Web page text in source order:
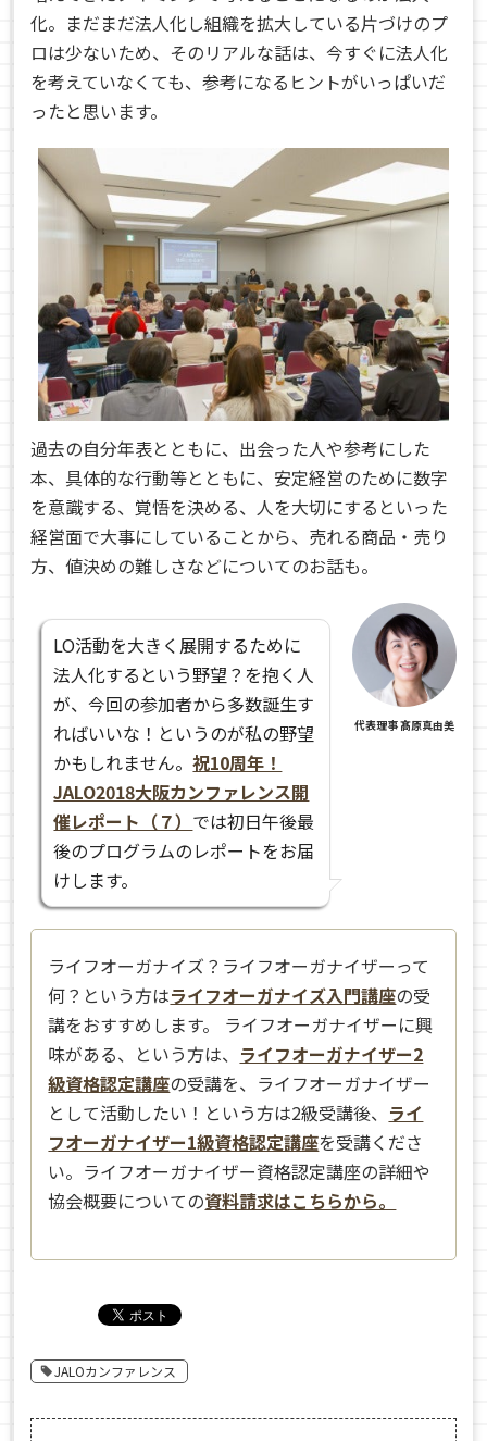
化。まだまだ法人化し組織を拡大している片づけのプ
ロは少ないため、そのリアルな話は、今すぐに法人化
を考えていなくても、参考になるヒントがいっぱいだ
ったと思います。
過去の自分年表とともに、出会った人や参考にした
本、具体的な行動等とともに、安定経営のために数字
を意識する、覚悟を決める、人を大切にするといった
経営面で大事にしていることから、売れる商品・売り
方、値決めの難しさなどについてのお話も。
LO活動を大きく展開するために
法人化するという野望？を抱く人
が、今回の参加者から多数誕生す
ればいいな！というのが私の野望
かもしれません。祝10周年！
JALO2018大阪カンファレンス開
催レポート（７） では初日午後最
後のプログラムのレポートをお届
けします。
代表理事 髙原真由美
ライフオーガナイズ？ライフオーガナイザーって
何？という方はライフオーガナイズ入門講座の受
講をおすすめします。 ライフオーガナイザーに興
味がある、という方は、 ライフオーガナイザー2
級資格認定講座の受講を、ライフオーガナイザー
として活動したい！という方は2級受講後、 ライ
フオーガナイザー1級資格認定講座を受講くださ
い。ライフオーガナイザー資格認定講座の詳細や
協会概要についての資料請求はこちらから。
JALOカンファレンス